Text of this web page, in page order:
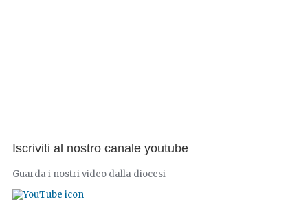
Iscriviti al nostro canale youtube
Guarda i nostri video dalla diocesi